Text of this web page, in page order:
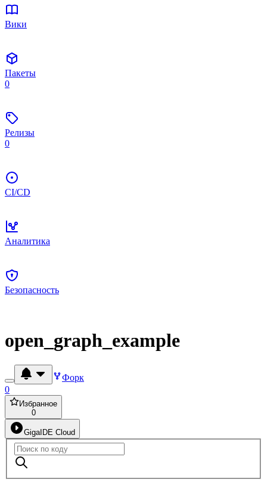
Вики
Пакеты
0
Релизы
0
CI/CD
Аналитика
Безопасность
open_graph_example
Форк
0
Избранное
0
GigaIDE Cloud